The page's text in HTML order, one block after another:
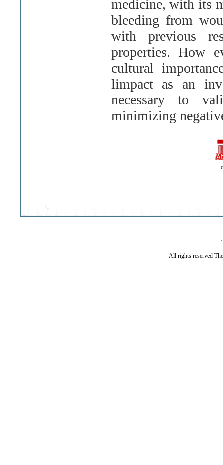
medicine, with its
bleeding from
with previous
properties.How
cultural
limpact as an
necessary to
minimizing
All rights reserved